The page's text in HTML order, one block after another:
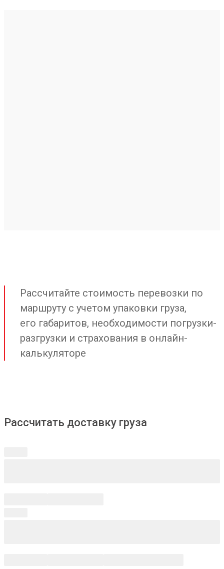
Рассчитайте стоимость перевозки по
маршруту с учетом упаковки груза,
его габаритов, необходимости погрузки-
разгрузки и страхования в онлайн-
калькуляторе
Рассчитать доставку груза